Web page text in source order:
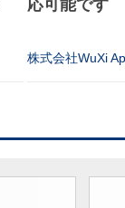
応可能です
株式会社WuXi